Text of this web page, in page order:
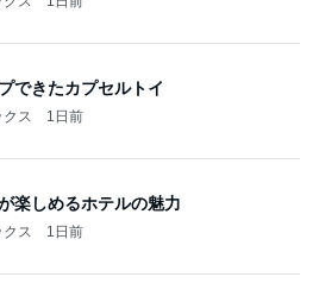
できたカプセルトイ
ス 1日前
楽しめるホテルの魅力
ス 1日前